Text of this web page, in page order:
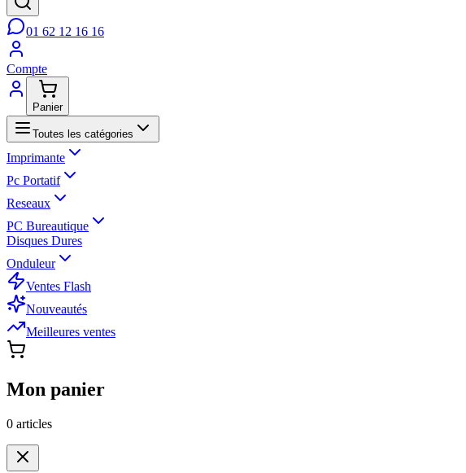
01 62 12 16 16
Compte
Panier
Toutes les catégories
Imprimante
Pc Portatif
Reseaux
PC Bureautique
Disques Dures
Onduleur
Ventes Flash
Nouveautés
Meilleures ventes
Mon panier
0 articles